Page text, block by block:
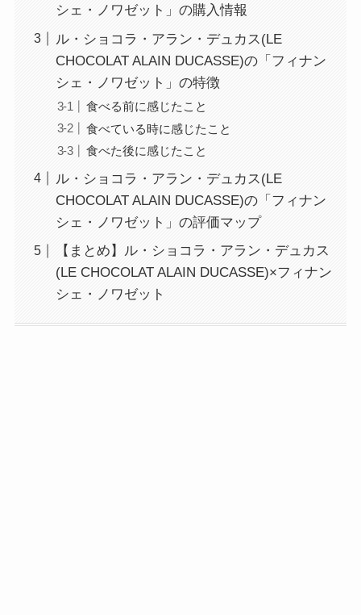
シェ・ノワゼット」の購入情報
ル・ショコラ・アラン・デュカス(LE
CHOCOLAT ALAIN DUCASSE)の「フィナン
シェ・ノワゼット」の特徴
食べる前に感じたこと
食べている時に感じたこと
食べた後に感じたこと
ル・ショコラ・アラン・デュカス(LE
CHOCOLAT ALAIN DUCASSE)の「フィナン
シェ・ノワゼット」の評価マップ
【まとめ】ル・ショコラ・アラン・デュカス
(LE CHOCOLAT ALAIN DUCASSE)×フィナン
シェ・ノワゼット